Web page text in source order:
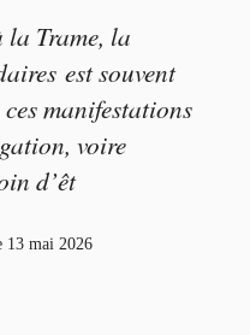
la Trame, la
est souvent
manifestations
voire
d’êt
13 mai 2026